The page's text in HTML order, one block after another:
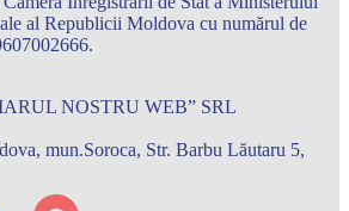
al Republicii Moldova cu numărul de
NOSTRU WEB” SRL
mun.Soroca, Str. Barbu Lăutaru 5,